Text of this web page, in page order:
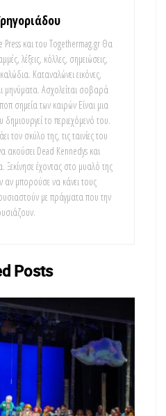
και του Togethermag.gr Θα
λέξεις, κόλλες, σημειώσεις,
Καταναλώνει εικόνες,
μηνύματα. Ασχολείται σοβαρά
σημεία των καιρών Είναι μια
το περιεχόμενό του.
τον σκύλο της, τις ταινίες του
ακούσει Dead Kennedys και
έχοντας στο μυαλό της
μπορούσε να κάνει τους
με πράγματα που την
Posts